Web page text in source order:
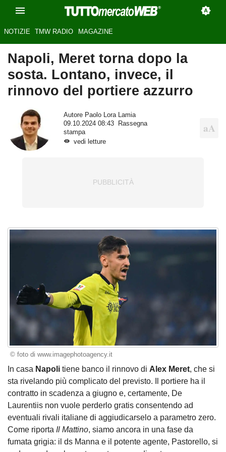
NOTIZIE TMW RADIO MAGAZINE
Napoli, Meret torna dopo la
sosta. Lontano, invece, il
rinnovo del portiere azzurro
Autore Paolo Lora Lamia
09.10.2024 08:43
Rassegna
stampa
vedi letture
© foto di www.imagephotoagency.it
In casa Napoli tiene banco il rinnovo di Alex Meret, che si
sta rivelando più complicato del previsto. Il portiere ha il
contratto in scadenza a giugno e, certamente, De
Laurentiis non vuole perderlo gratis consentendo ad
eventuali rivali italiane di aggiudicarselo a parametro zero.
Come riporta Il Mattino, siamo ancora in una fase da
fumata grigia: il ds Manna e il potente agente, Pastorello, si